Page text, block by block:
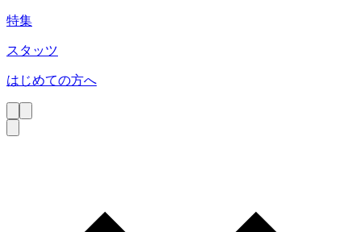
特集
スタッツ
はじめての方へ